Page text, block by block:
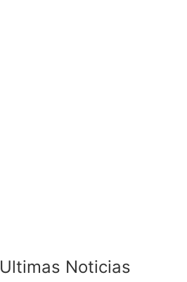
Ultimas Noticias